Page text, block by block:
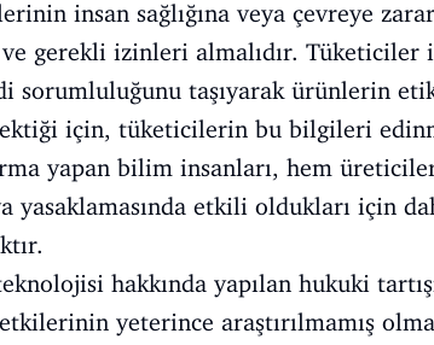
insan sağlığına veya çevreye
gerekli izinleri almalıdır.
sorumluluğunu taşıyarak ürünlerin
için, tüketicilerin bu bilgileri
yapan bilim insanları, hem
yasaklamasında etkili oldukları için
hakkında yapılan hukuki
yeterince araştırılmamış